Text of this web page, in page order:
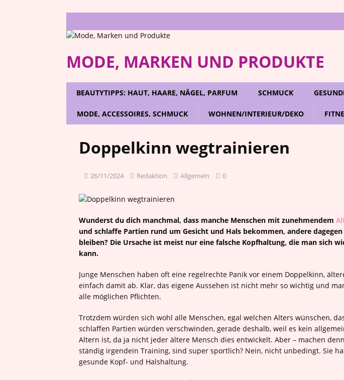
MODE, MARKEN UND PRODUKTE
BEAUTYTIPPS: HAUT, HAARE, NÄGEL, PARFUM SCHMUCK
MODE, ACCESSOIRES, SCHMUCK WOHNEN/INTERIEUR/DEKO
Doppelkinn wegtrainieren
26/11/2024 Redaktion Allgemein 0
Wunderst du dich manchmal, dass manche Menschen mit zunehmendem
und schlaffe Partien rund um Gesicht und Hals bekommen, andere
bleiben? Die Ursache ist meist nur eine falsche Kopfhaltung, die man sich
kann.
Junge Menschen haben oft eine regelrechte Panik vor einem Doppelkinn,
einfach damit ab. Klar, das eigene Aussehen ist nicht mehr so wichtig und
alle möglichen Pflichten.
Trotzdem würden sich wohl alle Menschen, egal welchen Alters wünschen,
schlaffen Partien würden verschwinden, gerade deshalb, weil es kein
Altern ist, da ja nicht jeder ältere Mensch dies entwickelt. Aber – machen
ständig irgendein Training, sind super sportlich? Nein, nicht unbedingt. Sie
gesunde Kopf- und Halshaltung.